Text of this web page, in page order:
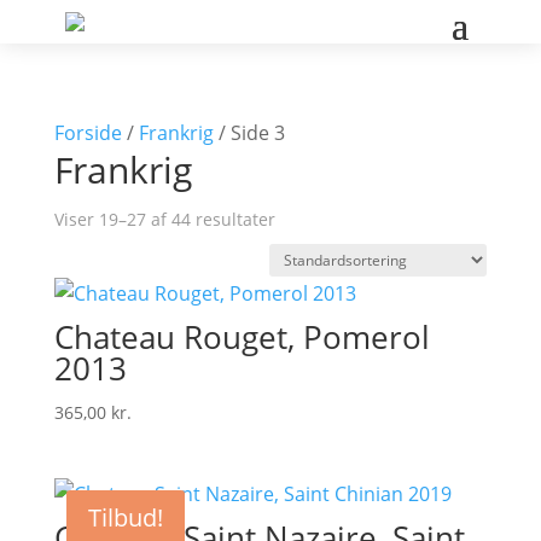
Forside/ Frankrig/ Side 3
Frankrig
Viser 19–27 af 44 resultater
Chateau Rouget, Pomerol
2013
365,00 kr.
Tilbud!